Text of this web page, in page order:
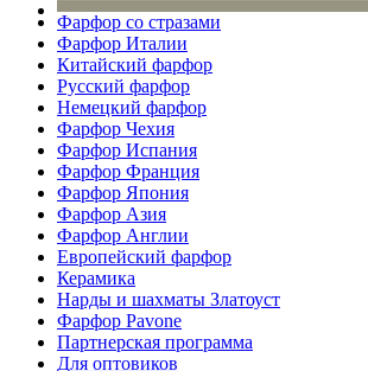
Фарфор со стразами
Фарфор Италии
Китайский фарфор
Русский фарфор
Немецкий фарфор
Фарфор Чехия
Фарфор Испания
Фарфор Франция
Фарфор Япония
Фарфор Азия
Фарфор Англии
Европейский фарфор
Керамика
Нарды и шахматы Златоуст
Фарфор Pavone
Партнерская программа
Для оптовиков